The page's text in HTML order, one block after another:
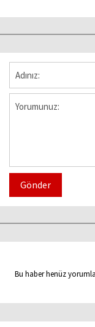
Gönder
Bu haber henüz